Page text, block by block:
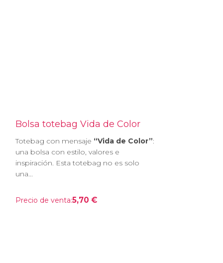
Bolsa totebag Vida de Color
Totebag con mensaje “Vida de Color”:
una bolsa con estilo, valores e
inspiración. Esta totebag no es solo
una...
Precio de venta:5,70 €